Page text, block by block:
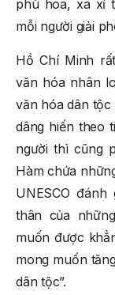
phù hoa, xa xỉ
mỗi người giải
Hồ Chí Minh
văn hóa nhân
văn hóa dân
dâng hiến theo
người thì cũng
Hàm chứa
UNESCO
thân của
muốn được
mong muốn
dân tộc”.